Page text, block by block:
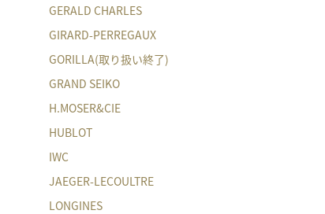
GERALD CHARLES
GIRARD-PERREGAUX
GORILLA(取り扱い終了)
GRAND SEIKO
H.MOSER&CIE
HUBLOT
IWC
JAEGER-LECOULTRE
LONGINES